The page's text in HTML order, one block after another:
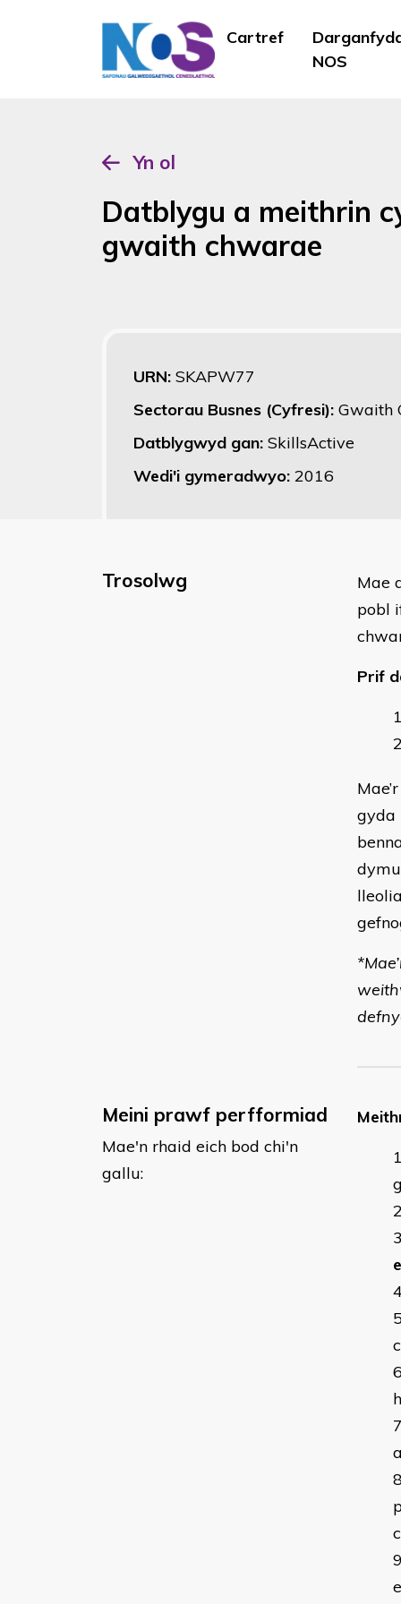
Cartref
NOS
Yn ol
Datblygu a meithrin
gwaith chwarae
URN: SKAPW77
Sectorau Busnes (Cyfresi): Gwaith
Datblygwyd gan: SkillsActive
Wedi'i gymeradwyo: 2016
Trosolwg
​Mae
pobl
Prif
gyda
Meini prawf perfformiad
Mae'n rhaid eich bod chi'n
gallu: